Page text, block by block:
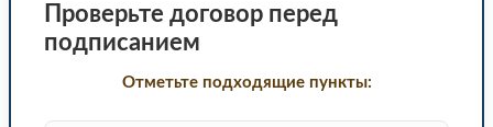
Проверьте договор перед
подписанием
Отметьте подходящие пункты: